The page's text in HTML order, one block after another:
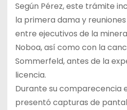
Según Pérez, este trámite
la primera dama y
entre ejecutivos de la
Noboa, así como con la
Sommerfeld, antes de la
licencia.
Durante su comparecencia
presentó capturas de